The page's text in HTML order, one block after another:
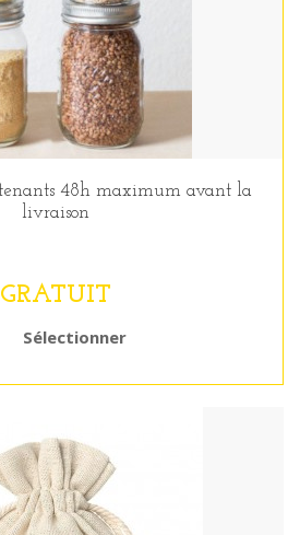
48h maximum avant la
livraison
GRATUIT
Sélectionner